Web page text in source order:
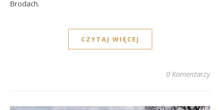
Brodach.
CZYTAJ WIĘCEJ
0 Komentarzy